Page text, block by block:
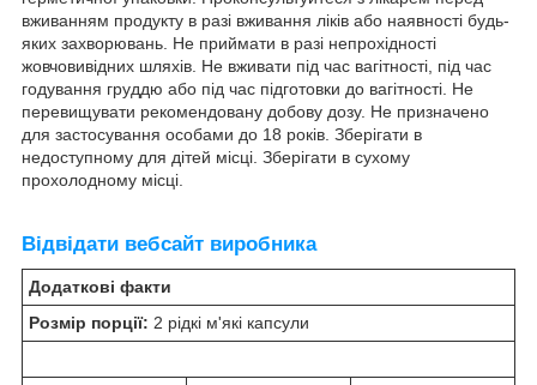
вживанням продукту в разі вживання ліків або наявності будь-
яких захворювань. Не приймати в разі непрохідності
жовчовивідних шляхів. Не вживати під час вагітності, під час
годування груддю або під час підготовки до вагітності. Не
перевищувати рекомендовану добову дозу. Не призначено
для застосування особами до 18 років. Зберігати в
недоступному для дітей місці. Зберігати в сухому
прохолодному місці.
Відвідати вебсайт виробника
Додаткові факти
Розмір порції: 2 рідкі м'які капсули